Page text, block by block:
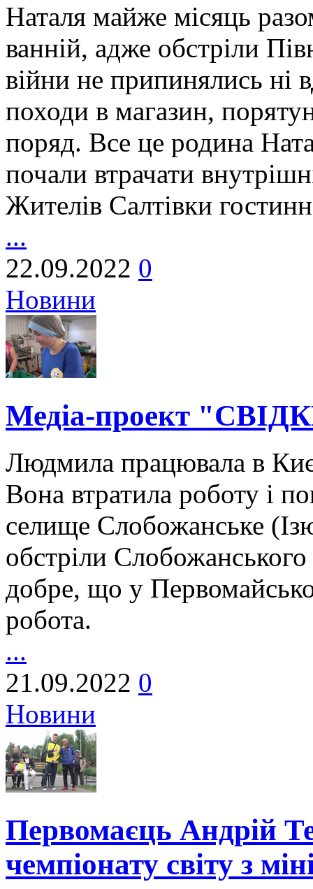
Наталя майже місяць
ванній, адже обстріли
війни не припинялись ні
походи в магазин,
поряд. Все це родина
почали втрачати
Жителів Салтівки
...
22.09.2022 0
Новини
Медіа-проект
Людмила працювала в
Вона втратила роботу і
селище Слобожанське
обстріли
добре, що у
робота.
...
21.09.2022 0
Новини
Первомаєць Андрій
чемпіонату світу з